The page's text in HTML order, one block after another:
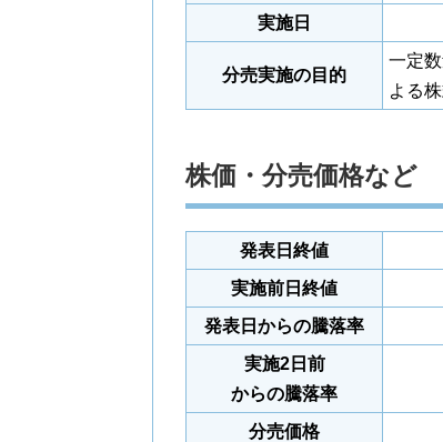
実施日
分売実施の目的
一定
よる
株価・分売価格など
発表日終値
実施前日終値
発表日からの騰落率
実施2日前
からの騰落率
分売価格